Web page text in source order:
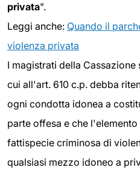
privata".
Leggi anche: Quando il
violenza privata
I magistrati della
cui all'art. 610 c.p. debba
ogni condotta idonea a
parte offesa e che
fattispecie criminosa di
qualsiasi mezzo idoneo a